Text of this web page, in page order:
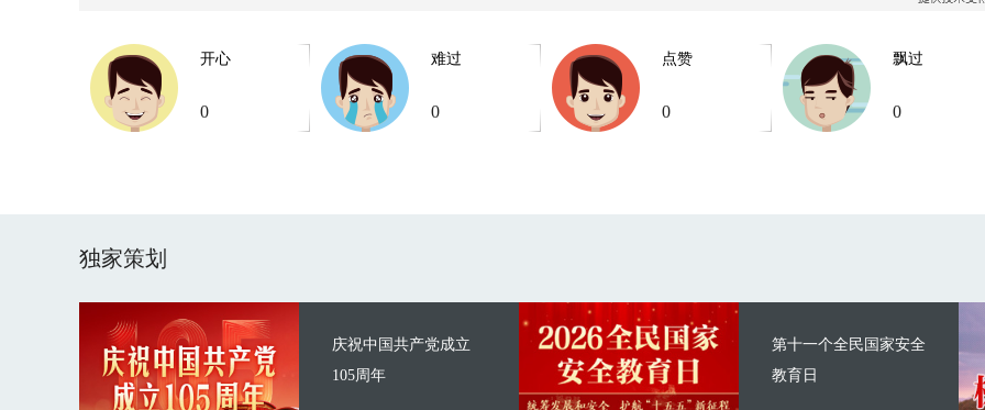
开心
0
难过
0
点赞
0
飘过
0
独家策划
庆祝中国共产党成立
105周年
第十一个全民国家安全
教育日